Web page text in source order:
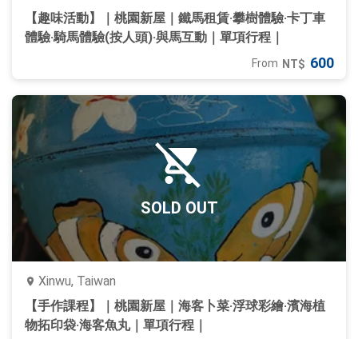
【趣味活動】｜桃園新屋｜鐵馬租賃‧攀樹體驗‧卡丁車
體驗‧騎馬體驗(按人頭)‧與馬互動｜單項行程｜
From NT$ 600
SOLD OUT
Xinwu, Taiwan
【手作課程】｜桃園新屋｜海客卜菜‧浮球彩繪‧濱海植
物拓印袋‧海客魚丸｜單項行程｜